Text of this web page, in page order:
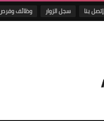
إتصل بنا سجل الزوار وظائف